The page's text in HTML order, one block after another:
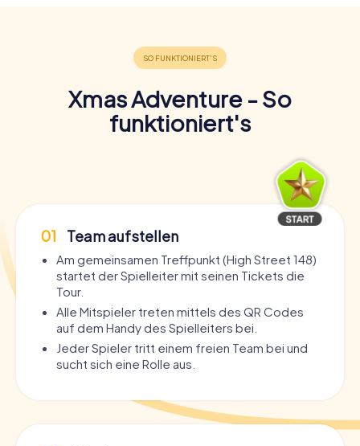
Xmas Adventure - So
funktioniert's
01 Team aufstellen
Am gemeinsamen Treffpunkt (High Street 148)
startet der Spielleiter mit seinen Tickets die
Tour.
Alle Mitspieler treten mittels des QR Codes
auf dem Handy des Spielleiters bei.
Jeder Spieler tritt einem freien Team bei und
sucht sich eine Rolle aus.